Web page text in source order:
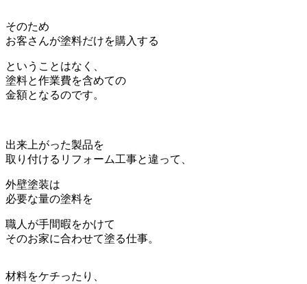
そのため
お客さんが塗料だけを購入する
ということはなく、
塗料と作業費を含めての
金額となるのです。
出来上がった製品を
取り付けるリフォーム工事と違って、
外壁塗装は
必要な量の塗料を
職人が手間暇をかけて
そのお家に合わせて塗る仕事。
材料をケチったり、